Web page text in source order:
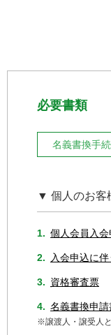
必要書類
名義書換手
▼ 個人のお客
1. 個人会員入
2. 入会申込に
3. 資格審査票
4. 名義書換申請
※譲渡人・譲受人